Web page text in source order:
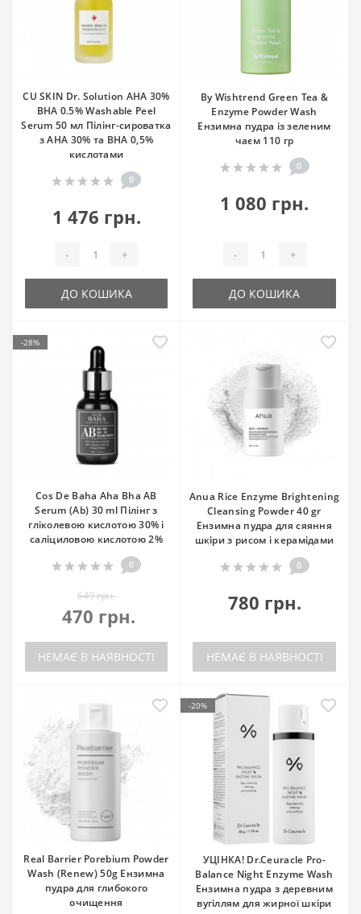
CU SKIN Dr. Solution AHA 30%
BHA 0.5% Washable Peel
Serum 50 мл Пілінг-сироватка
з AHA 30% та BHA 0,5%
кислотами
0
1 476 грн.
- +
ДО КОШИКА
By Wishtrend Green Tea &
Enzyme Powder Wash
Ензимна пудра із зеленим
чаєм 110 гр
0
1 080 грн.
- +
ДО КОШИКА
-28%
Cos De Baha Aha Bha AB
Serum (Ab) 30 ml Пілінг з
гліколевою кислотою 30% і
саліциловою кислотою 2%
0
649 грн.
470 грн.
НЕМАЄ В НАЯВНОСТІ
Anua Rice Enzyme Brightening
Cleansing Powder 40 gr
Ензимна пудра для сяяння
шкіри з рисом і керамідами
0
780 грн.
НЕМАЄ В НАЯВНОСТІ
Real Barrier Porebium Powder
Wash (Renew) 50g Ензимна
пудра для глибокого
очищення
-20%
УЦІНКА! Dr.Ceuracle Pro-
Balance Night Enzyme Wash
Ензимна пудра з деревним
вугіллям для жирної шкіри